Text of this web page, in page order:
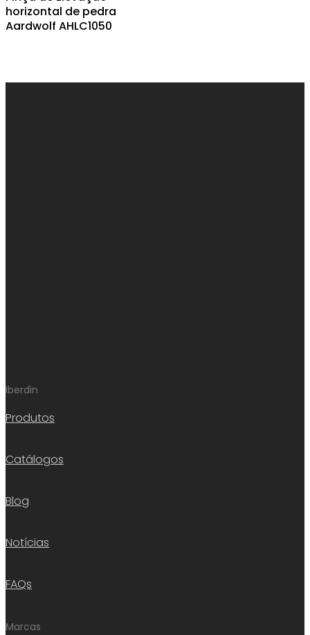
horizontal de pedra
Aardwolf AHLC1050
Iberdin
Produtos
Catálogos
Blog
Notícias
FAQs
Marcas